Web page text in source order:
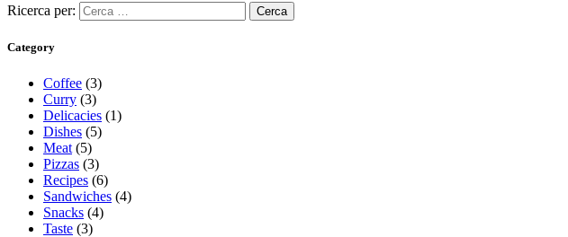
Ricerca per:
Category
Coffee (3)
Curry (3)
Delicacies (1)
Dishes (5)
Meat (5)
Pizzas (3)
Recipes (6)
Sandwiches (4)
Snacks (4)
Taste (3)